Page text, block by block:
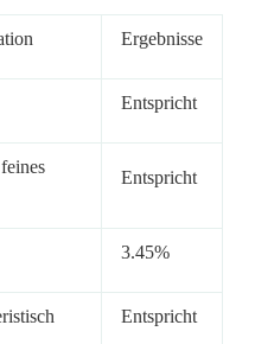
Ergebnisse
Entspricht
Entspricht
3.45%
Entspricht